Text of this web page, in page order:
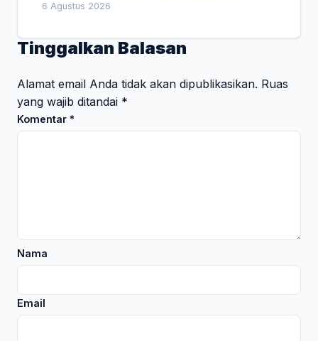
6 Agustus 2026
Tinggalkan Balasan
Alamat email Anda tidak akan dipublikasikan. Ruas
yang wajib ditandai *
Komentar *
Nama
Email